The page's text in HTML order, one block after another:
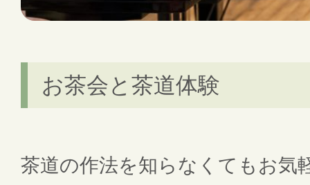
お茶会と茶道体験
茶道の作法を知らなくてもお気